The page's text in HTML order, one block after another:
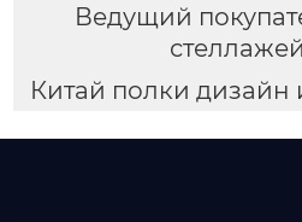
Ведущий
Китай полки дизайн